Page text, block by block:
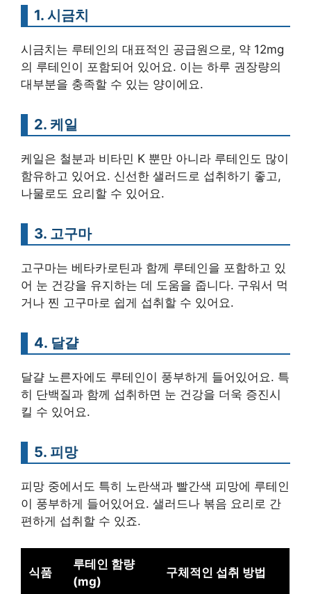
1. 시금치
시금치는 루테인의 대표적인 공급원으로, 약 12mg
의 루테인이 포함되어 있어요. 이는 하루 권장량의
대부분을 충족할 수 있는 양이에요.
2. 케일
케일은 철분과 비타민 K 뿐만 아니라 루테인도 많이
함유하고 있어요. 신선한 샐러드로 섭취하기 좋고,
나물로도 요리할 수 있어요.
3. 고구마
고구마는 베타카로틴과 함께 루테인을 포함하고 있
어 눈 건강을 유지하는 데 도움을 줍니다. 구워서 먹
거나 찐 고구마로 쉽게 섭취할 수 있어요.
4. 달걀
달걀 노른자에도 루테인이 풍부하게 들어있어요. 특
히 단백질과 함께 섭취하면 눈 건강을 더욱 증진시
킬 수 있어요.
5. 피망
피망 중에서도 특히 노란색과 빨간색 피망에 루테인
이 풍부하게 들어있어요. 샐러드나 볶음 요리로 간
편하게 섭취할 수 있죠.
식품
루테인 함량
(mg)
구체적인 섭취 방법